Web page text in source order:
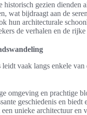
gezien dienden
wat bijdraagt aan de
hun architecturale
de verhalen en de
leidt vaak langs enkele van
omgeving en prachtige
geschiedenis en
unieke architectuur en